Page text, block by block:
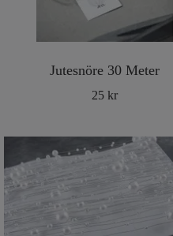
Jutesnöre 30 Meter
25 kr